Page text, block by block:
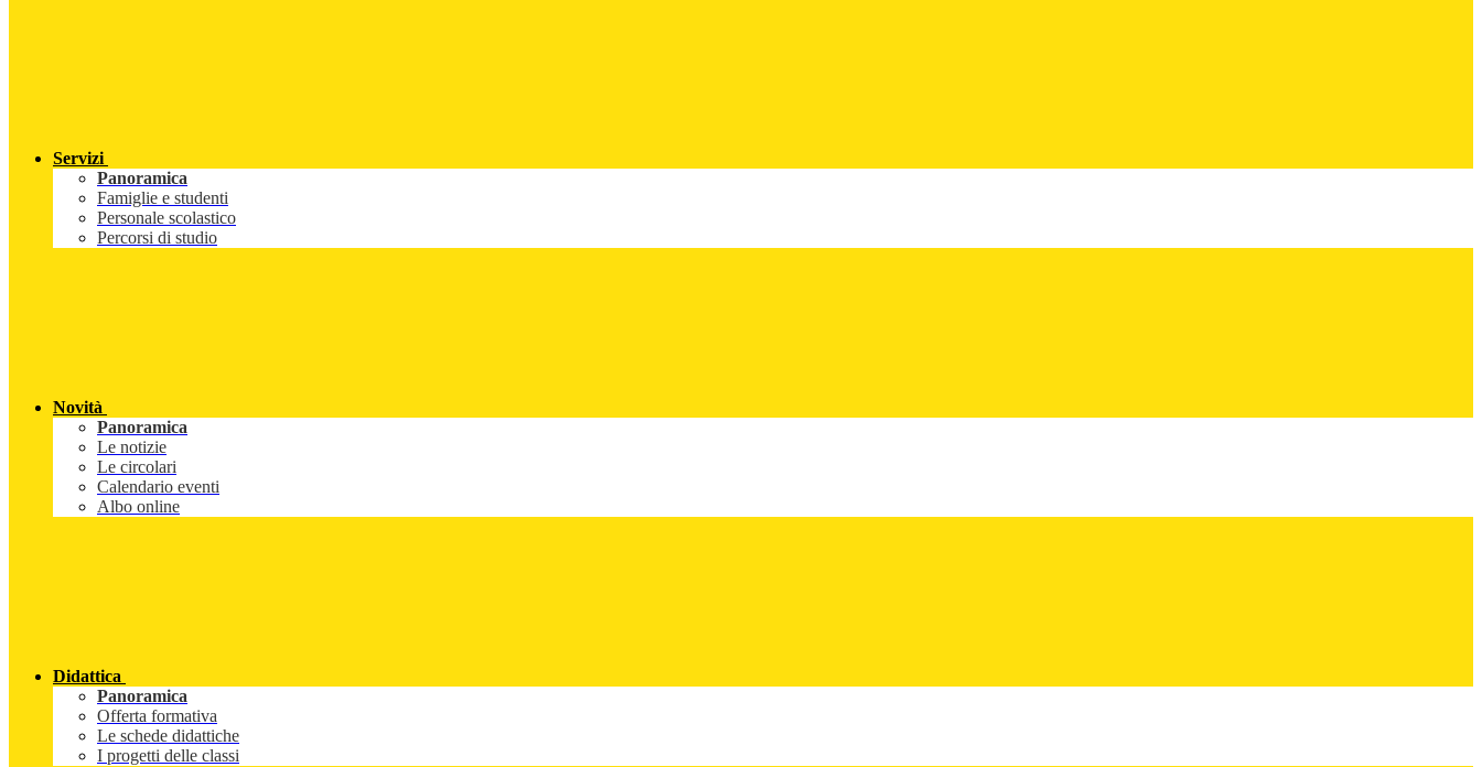
Servizi
Panoramica
Famiglie e studenti
Personale scolastico
Percorsi di studio
Novità
Panoramica
Le notizie
Le circolari
Calendario eventi
Albo online
Didattica
Panoramica
Offerta formativa
Le schede didattiche
I progetti delle classi